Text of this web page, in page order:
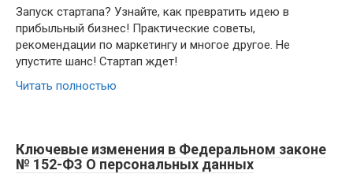
Запуск стартапа? Узнайте, как превратить идею в
прибыльный бизнес! Практические советы,
рекомендации по маркетингу и многое другое. Не
упустите шанс! Стартап ждет!
Читать полностью
Ключевые изменения в Федеральном законе
№ 152-ФЗ О персональных данных